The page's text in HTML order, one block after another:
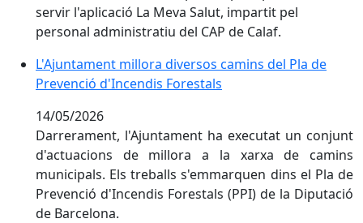
servir l'aplicació La Meva Salut, impartit pel
personal administratiu del CAP de Calaf.
L'Ajuntament millora diversos camins del Pla de
L'Ajuntament millora diversos camins del Pla de
Prevenció d'Incendis Forestals
14/05/2026
Darrerament, l'Ajuntament ha executat un conjunt
d'actuacions de millora a la xarxa de camins
municipals. Els treballs s'emmarquen dins el Pla de
Prevenció d'Incendis Forestals (PPI) de la Diputació
de Barcelona.